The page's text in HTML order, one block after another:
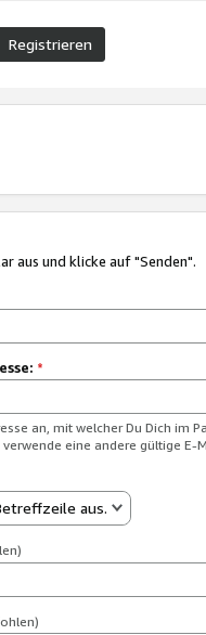
Registrieren
aus und klicke auf "Senden".
*
an, mit welcher Du Dich im
eine andere gültige E-
aus.